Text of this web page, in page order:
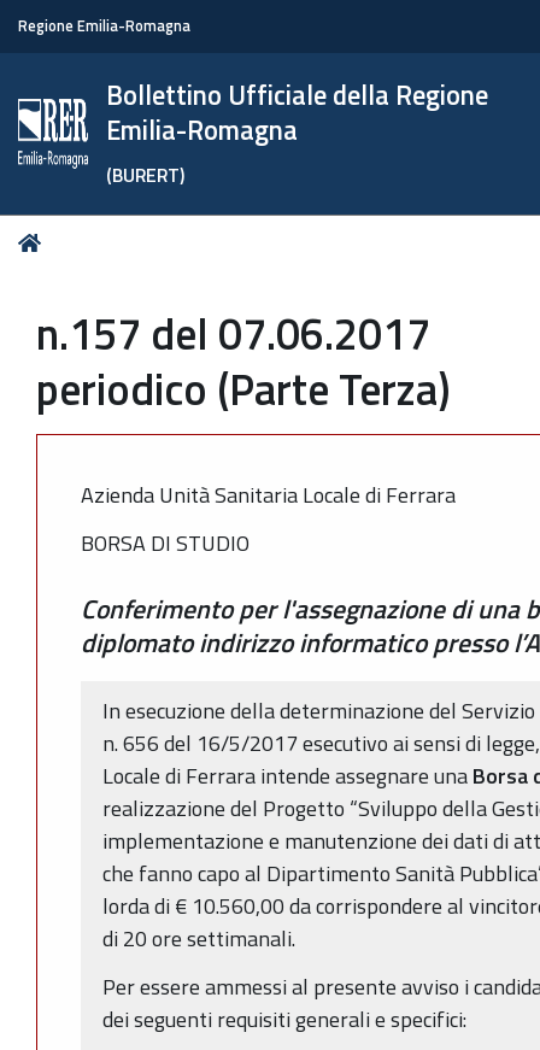
Regione Emilia-Romagna
Bollettino Ufficiale della Regione
Emilia-Romagna
(BURERT)
Tu
n.157 del 07.06.2017
periodico (Parte Terza)
Azienda Unità Sanitaria Locale di Ferrara
BORSA DI STUDIO
Conferimento per l'assegnazione di una
diplomato indirizzo informatico presso
In esecuzione della determinazione del
n. 656 del 16/5/2017 esecutivo ai sensi di
Locale di Ferrara intende assegnare unaBorsa
realizzazione del Progetto “Sviluppo della
implementazione e manutenzione dei dati di
che fanno capo al Dipartimento Sanità
lorda di € 10.560,00 da corrispondere al
di 20 ore settimanali.
Per essere ammessi al presente avviso i
dei seguenti requisiti generali e specifici: